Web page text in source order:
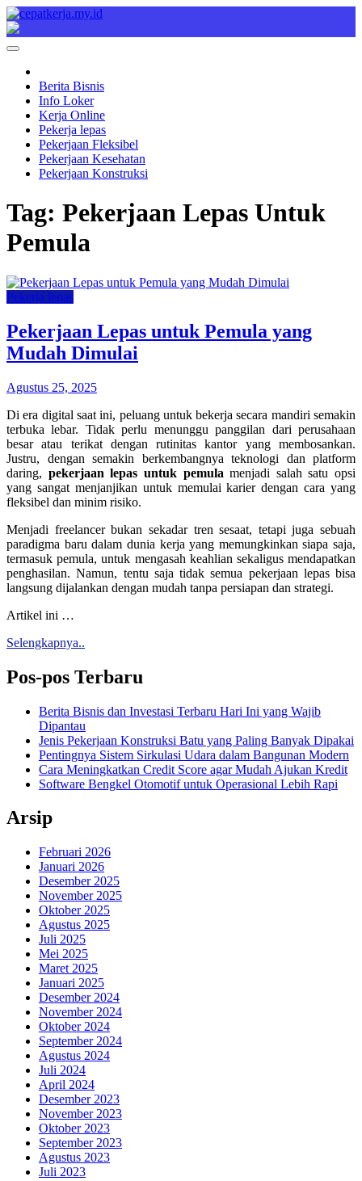
Skip
to
content
Cepat Kerja
Berita Bisnis
Berita Bisnis
Info Loker
Kerja Online
Pekerja lepas
Pekerjaan Fleksibel
Pekerjaan Kesehatan
Pekerjaan Konstruksi
Tag: Pekerjaan Lepas Untuk
Pemula
Pekerja lepas
Pekerjaan Lepas untuk Pemula yang
Mudah Dimulai
Agustus 25, 2025
Di era digital saat ini, peluang untuk bekerja secara mandiri semakin
terbuka lebar. Tidak perlu menunggu panggilan dari perusahaan
besar atau terikat dengan rutinitas kantor yang membosankan.
Justru, dengan semakin berkembangnya teknologi dan platform
daring, pekerjaan lepas untuk pemula menjadi salah satu opsi
yang sangat menjanjikan untuk memulai karier dengan cara yang
fleksibel dan minim risiko.
Menjadi freelancer bukan sekadar tren sesaat, tetapi juga sebuah
paradigma baru dalam dunia kerja yang memungkinkan siapa saja,
termasuk pemula, untuk mengasah keahlian sekaligus mendapatkan
penghasilan. Namun, tentu saja tidak semua pekerjaan lepas bisa
langsung dijalankan dengan mudah tanpa persiapan dan strategi.
Artikel ini …
Selengkapnya..
Pos-pos Terbaru
Berita Bisnis dan Investasi Terbaru Hari Ini yang Wajib
Dipantau
Jenis Pekerjaan Konstruksi Batu yang Paling Banyak Dipakai
Pentingnya Sistem Sirkulasi Udara dalam Bangunan Modern
Cara Meningkatkan Credit Score agar Mudah Ajukan Kredit
Software Bengkel Otomotif untuk Operasional Lebih Rapi
Arsip
Februari 2026
Januari 2026
Desember 2025
November 2025
Oktober 2025
Agustus 2025
Juli 2025
Mei 2025
Maret 2025
Januari 2025
Desember 2024
November 2024
Oktober 2024
September 2024
Agustus 2024
Juli 2024
April 2024
Desember 2023
November 2023
Oktober 2023
September 2023
Agustus 2023
Juli 2023